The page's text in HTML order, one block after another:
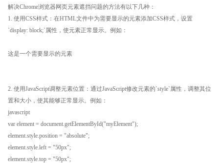
解决Chrome浏览器网页元素遮挡问题的方法有以下几种：
1. 使用CSS样式：在HTML文件中为需要显示的元素添加CSS样式，设置
`display: block;`属性，使元素正常显示。例如：
这是一个需要显示的元素
2. 使用JavaScript调整元素位置：通过JavaScript修改元素的`style`属性，调整其位
置和大小，使其能够正常显示。例如：
javascript
var element = document.getElementById("myElement");
element.style.position = "absolute";
element.style.left = "50px";
element.style.top = "50px";